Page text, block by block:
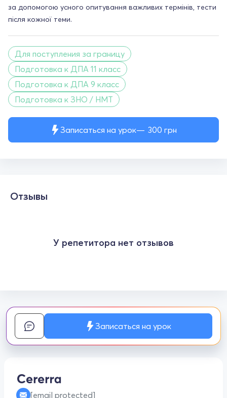
Записаться на урок 300 грн
за допомогою усного опитування важливих термінів, тести
після кожної теми.
Для поступления за границу
Подготовка к ДПА 11 класс
Подготовка к ДПА 9 класс
Подготовка к ЗНО / НМТ
Отзывы
У репетитора нет отзывов
Записаться на урок
[email protected]